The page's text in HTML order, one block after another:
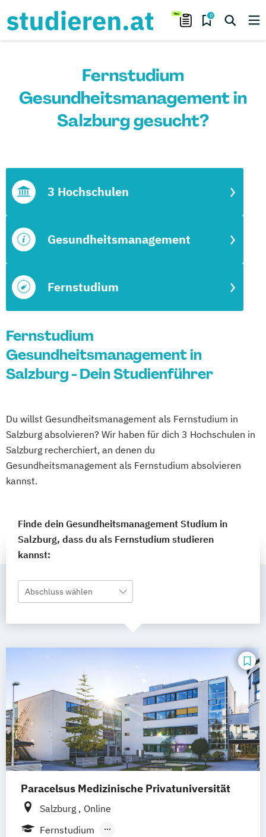
0
Fernstudium
Gesundheitsmanagement in
Salzburg gesucht?
Fernstudium
Gesundheitsmanagement
3 Hochschulen
Fernstudium
Gesundheitsmanagement in
Salzburg - Dein Studienführer
Du willst Gesundheitsmanagement als Fernstudium in
Salzburg absolvieren? Wir haben für dich 3 Hochschulen in
Salzburg recherchiert, an denen du
Gesundheitsmanagement als Fernstudium absolvieren
kannst.
Finde dein Gesundheitsmanagement Studium in
Salzburg, dass du als Fernstudium studieren
kannst:
Abschluss wählen
Paracelsus Medizinische Privatuniversität
Salzburg
Online
Fernstudium